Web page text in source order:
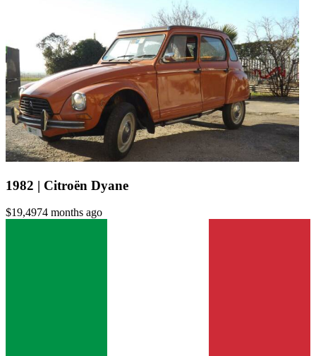
1982 | Citroën Dyane
$19,4974 months ago